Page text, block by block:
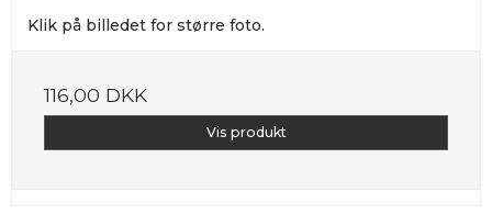
Klik på billedet for større foto.
116,00 DKK
Vis produkt